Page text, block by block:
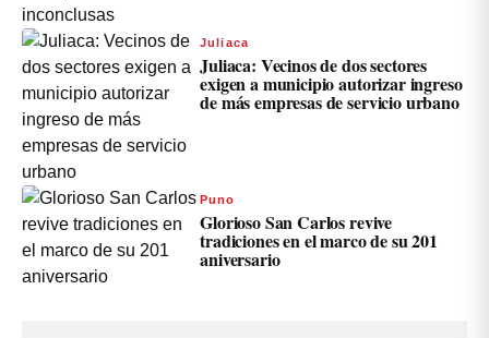
Juliaca
Juliaca: Vecinos de dos sectores
exigen a municipio autorizar ingreso
de más empresas de servicio urbano
Puno
Glorioso San Carlos revive
tradiciones en el marco de su 201
aniversario